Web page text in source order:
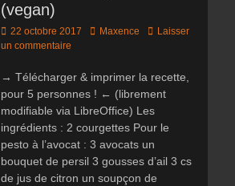
(vegan)
Posted
on
22 octobre 2017 Author
Maxence
Laisser
un commentaire
→ Télécharger & imprimer la recette,
pour 5 personnes ! ← (librement
modifiable via LibreOffice) Les
ingrédients : 2 courgettes Pour le
pesto à l’avocat : 3 avocats un
bouquet de persil 3 gousses d’ail 3 cs
de jus de citron un soupçon de